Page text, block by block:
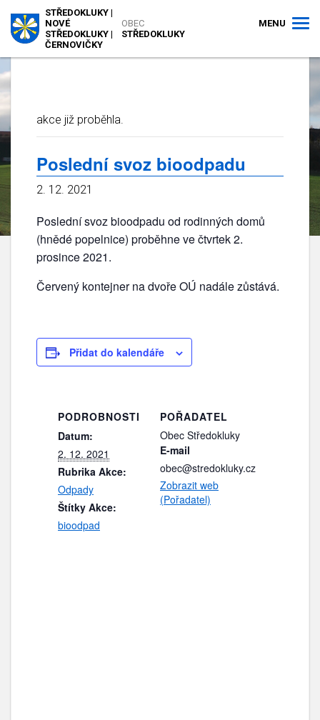
OBEC
STŘEDOKLUKY
STŘEDOKLUKY |
NOVÉ
STŘEDOKLUKY |
ČERNOVIČKY
MENU
akce již proběhla.
Poslední svoz bioodpadu
2. 12. 2021
Poslední svoz bioodpadu od rodinných domů
(hnědé popelnice) proběhne ve čtvrtek 2.
prosince 2021.
Červený kontejner na dvoře OÚ nadále zůstává.
Přidat do kalendáře
PODROBNOSTI
Datum:
2. 12. 2021
Rubrika Akce:
Odpady
Štítky Akce:
bioodpad
POŘADATEL
Obec Středokluky
E-mail
obec@stredokluky.cz
Zobrazit web
(Pořadatel)